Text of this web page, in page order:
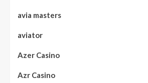
avia masters
aviator
Azer Casino
Azr Casino